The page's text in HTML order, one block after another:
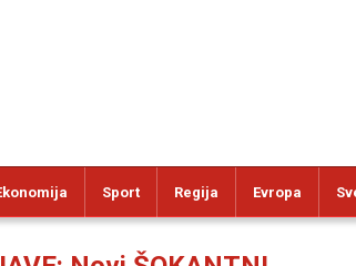
Sport Regija Evropa